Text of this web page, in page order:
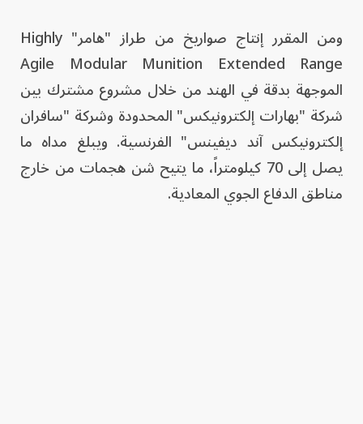
ومن المقرر إنتاج صواريخ من طراز "هامر" Highly
Agile Modular Munition Extended Range
الموجهة بدقة في الهند من خلال مشروع مشترك بين
شركة "بهارات إلكترونيكس" المحدودة وشركة "سافران
إلكترونيكس آند ديفينس" الفرنسية. ويبلغ مداه ما
يصل إلى 70 كيلومتراً، ما يتيح شن هجمات من خارج
مناطق الدفاع الجوي المعادية.